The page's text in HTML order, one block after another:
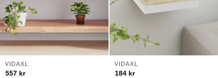
VIDAXL
557 kr
VIDAXL
184 kr